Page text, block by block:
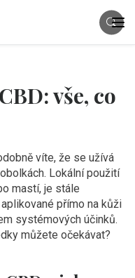
vše, co
víte, že se užívá
Lokální použití
mastí, je stále
přímo na kůži
systémových účinků.
můžete očekávat?